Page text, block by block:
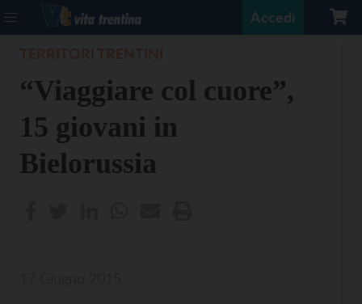
Accedi
“Viaggiare col cuore”,
15 giovani in
Bielorussia